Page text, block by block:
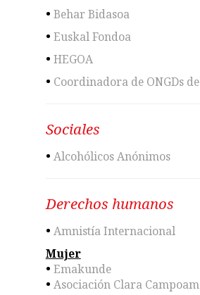
• Behar Bidasoa
• Euskal Fondoa
• HEGOA
• Coordinadora de ONGDs
Sociales
• Alcohólicos Anónimos
Derechos humanos
• Amnistía Internacional
Mujer
• Emakunde
• Asociación Clara